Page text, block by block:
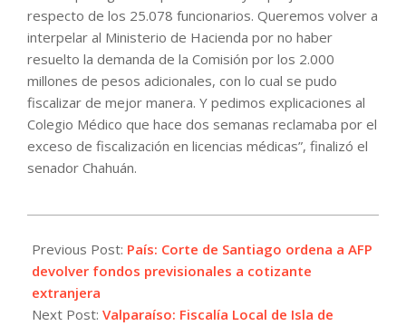
respecto de los 25.078 funcionarios. Queremos volver a
interpelar al Ministerio de Hacienda por no haber
resuelto la demanda de la Comisión por los 2.000
millones de pesos adicionales, con lo cual se pudo
fiscalizar de mejor manera. Y pedimos explicaciones al
Colegio Médico que hace dos semanas reclamaba por el
exceso de fiscalización en licencias médicas”, finalizó el
senador Chahuán.
05-
26
Previous Post: País: Corte de Santiago ordena a AFP
devolver fondos previsionales a cotizante
extranjera
Next Post: Valparaíso: Fiscalía Local de Isla de